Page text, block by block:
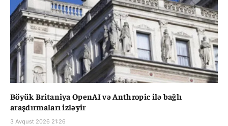
Böyük Britaniya OpenAI və Anthropic ilə bağlı
araşdırmaları izləyir
3 Avqust 2026 21:26